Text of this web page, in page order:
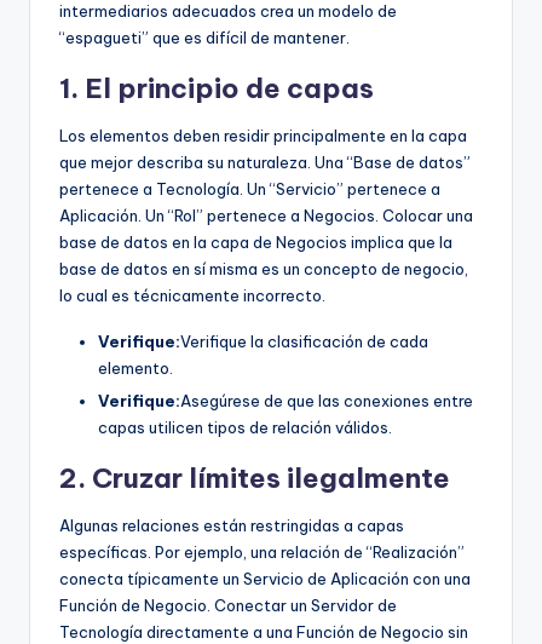
intermediarios adecuados crea un modelo de
“espagueti” que es difícil de mantener.
1. El principio de capas
Los elementos deben residir principalmente en la capa
que mejor describa su naturaleza. Una “Base de datos”
pertenece a Tecnología. Un “Servicio” pertenece a
Aplicación. Un “Rol” pertenece a Negocios. Colocar una
base de datos en la capa de Negocios implica que la
base de datos en sí misma es un concepto de negocio,
lo cual es técnicamente incorrecto.
Verifique:Verifique la clasificación de cada
elemento.
Verifique:Asegúrese de que las conexiones entre
capas utilicen tipos de relación válidos.
2. Cruzar límites ilegalmente
Algunas relaciones están restringidas a capas
específicas. Por ejemplo, una relación de “Realización”
conecta típicamente un Servicio de Aplicación con una
Función de Negocio. Conectar un Servidor de
Tecnología directamente a una Función de Negocio sin